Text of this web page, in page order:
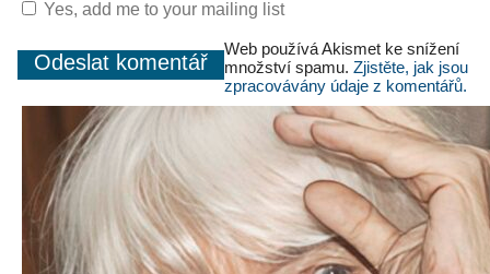
Yes, add me to your mailing list
Web používá Akismet ke snížení
množství spamu. Zjistěte, jak jsou
zpracovávány údaje z komentářů.